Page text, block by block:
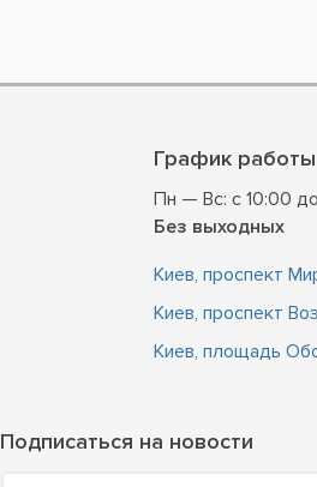
График работы
Пн — Вс: с 10:00
Без выходных
Киев, проспект
Киев, проспект
Киев, площадь
Подписаться на новости